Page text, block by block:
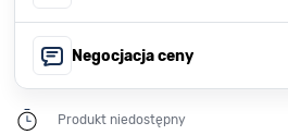
Negocjacja ceny
Produkt niedostępny